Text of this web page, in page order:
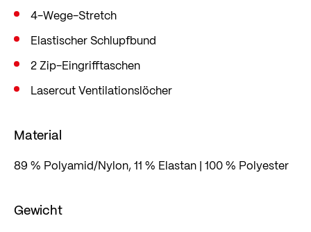
4-Wege-Stretch
Elastischer Schlupfbund
2 Zip-Eingrifftaschen
Lasercut Ventilationslöcher
Material
89 % Polyamid/Nylon, 11 % Elastan | 100 % Polyester
Gewicht